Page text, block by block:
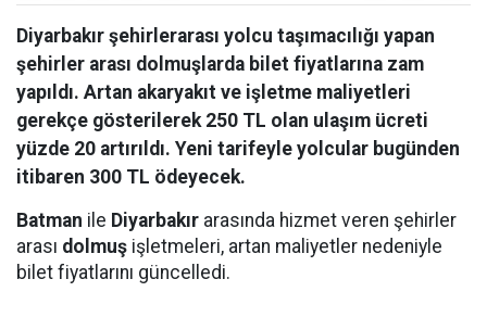
Diyarbakır şehirlerarası yolcu taşımacılığı yapan
şehirler arası dolmuşlarda bilet fiyatlarına zam
yapıldı. Artan akaryakıt ve işletme maliyetleri
gerekçe gösterilerek 250 TL olan ulaşım ücreti
yüzde 20 artırıldı. Yeni tarifeyle yolcular bugünden
itibaren 300 TL ödeyecek.
Batman ile Diyarbakır arasında hizmet veren şehirler
arası dolmuş işletmeleri, artan maliyetler nedeniyle
bilet fiyatlarını güncelledi.